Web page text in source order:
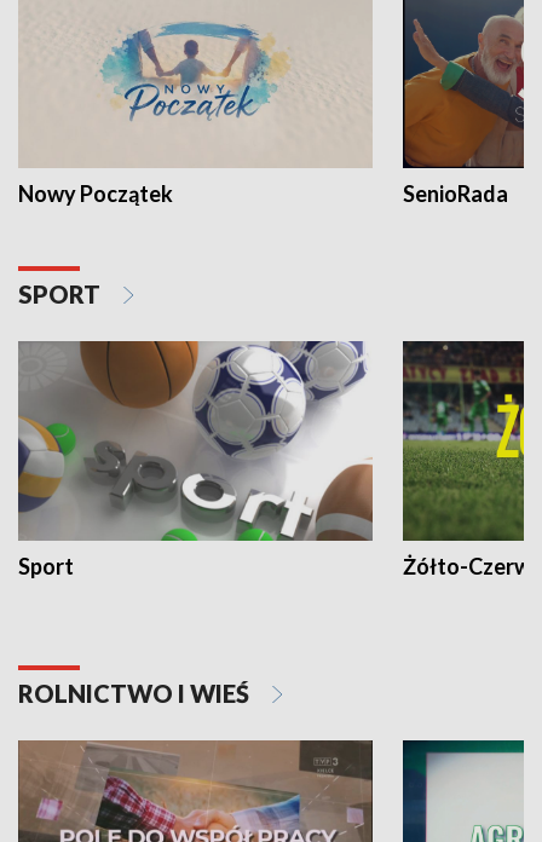
Nowy Początek SenioRada
SPORT
Sport Żółto-
ROLNICTWO I WIEŚ